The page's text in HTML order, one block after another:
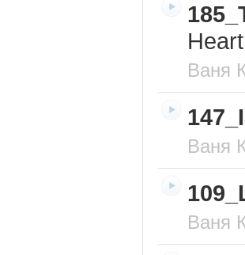
Heart
Ваня
Ваня
Ваня